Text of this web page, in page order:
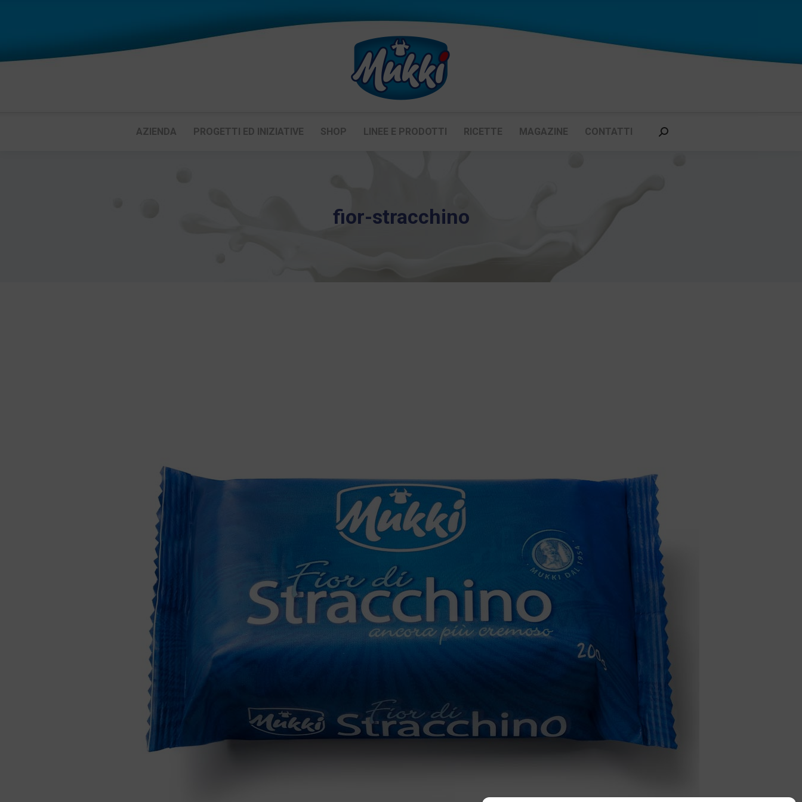
AZIENDA PROGETTI ED INIZIATIVE SHOP LINEE E PRODOTTI RICETTE MAGAZINE CONTATTI Cerca:
fior-stracchino